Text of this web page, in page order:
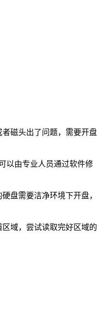
磁头出了问题，需要开盘
以由专业人员通过软件修
盘需要洁净环境下开盘，
域，尝试读取完好区域的